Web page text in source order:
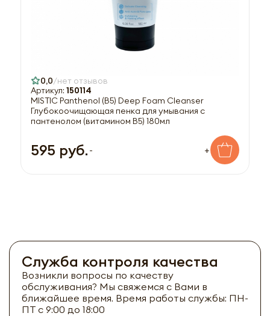
0,0 нет отзывов
Артикул: 150114
MISTIC Panthenol (B5) Deep Foam Cleanser
Глубокоочищающая пенка для умывания с
пантенолом (витамином В5) 180мл
595 руб. - +
Служба контроля качества
Возникли вопросы по качеству
обслуживания? Мы свяжемся с Вами в
ближайшее время. Время работы службы: ПН-
ПТ с 9:00 до 18:00